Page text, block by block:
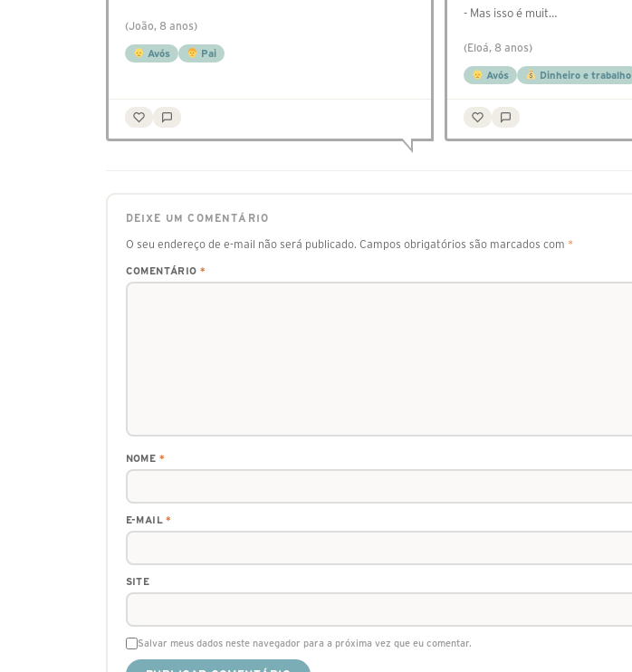
(João, 8 anos)
Avós Pai
- Mas isso é muit…
(Eloá, 8 anos)
Avós Dinheiro e trabalho
DEIXE UM COMENTÁRIO
O seu endereço de e-mail não será publicado. Campos obrigatórios são marcados com *
COMENTÁRIO *
NOME *
E-MAIL*
SITE
Salvar meus dados neste navegador para a próxima vez que eu comentar.